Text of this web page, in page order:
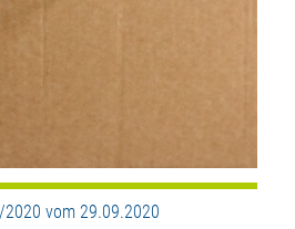
vom 29.09.2020